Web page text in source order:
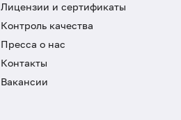
Лицензии и сертификаты
Контроль качества
Пресса о нас
Контакты
Вакансии